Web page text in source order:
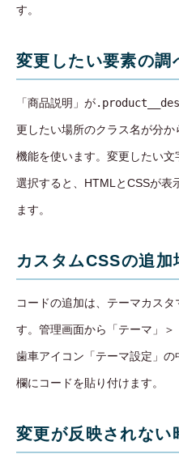
す。
変更したい要素の調
「商品説明」が
更したい場所のクラス名が分か
機能を使います。変更したい
選択すると、HTMLとCSSが表
ます。
カスタムCSSの追加
コードの追加は、テーマカス
す。管理画面から「テーマ」
歯車アイコン「テーマ設定」
欄にコードを貼り付けます。
変更が反映されない